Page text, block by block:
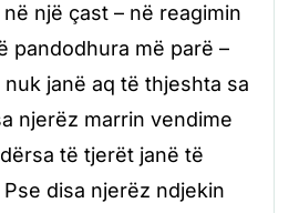
një çast – në reagimin
pandodhura më parë –
janë aq të thjeshta sa
njerëz marrin vendime
të tjerët janë të
disa njerëz ndjekin